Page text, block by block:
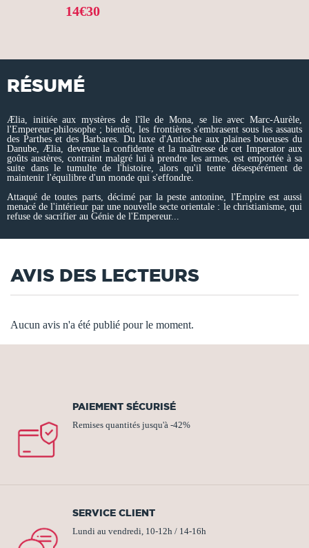
14€30
RÉSUMÉ
Ælia, initiée aux mystères de l'île de Mona, se lie avec Marc-Aurèle,
l'Empereur-philosophe ; bientôt, les frontières s'embrasent sous les assauts
des Parthes et des Barbares. Du luxe d'Antioche aux plaines boueuses du
Danube, Ælia, devenue la confidente et la maîtresse de cet Imperator aux
goûts austères, contraint malgré lui à prendre les armes, est emportée à sa
suite dans le tumulte de l'histoire, alors qu'il tente désespérément de
maintenir l'équilibre d'un monde qui s'effondre.
Attaqué de toutes parts, décimé par la peste antonine, l'Empire est aussi
menacé de l'intérieur par une nouvelle secte orientale : le christianisme, qui
refuse de sacrifier au Génie de l'Empereur...
AVIS DES LECTEURS
Aucun avis n'a été publié pour le moment.
PAIEMENT SÉCURISÉ
Remises quantités jusqu'à -42%
SERVICE CLIENT
Lundi au vendredi, 10-12h / 14-16h